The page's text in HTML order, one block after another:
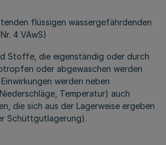
flüssigen wassergefährdenden
4 VAwS)
Stoffe, die eigenständig oder durch
oder abgewaschen werden
werden neben
Temperatur) auch
die sich aus der Lagerweise ergeben
Schüttgutlagerung).